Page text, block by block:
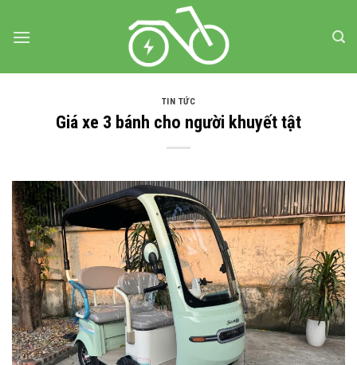
qua
TIN TỨC
Giá xe 3 bánh cho người khuyết tật